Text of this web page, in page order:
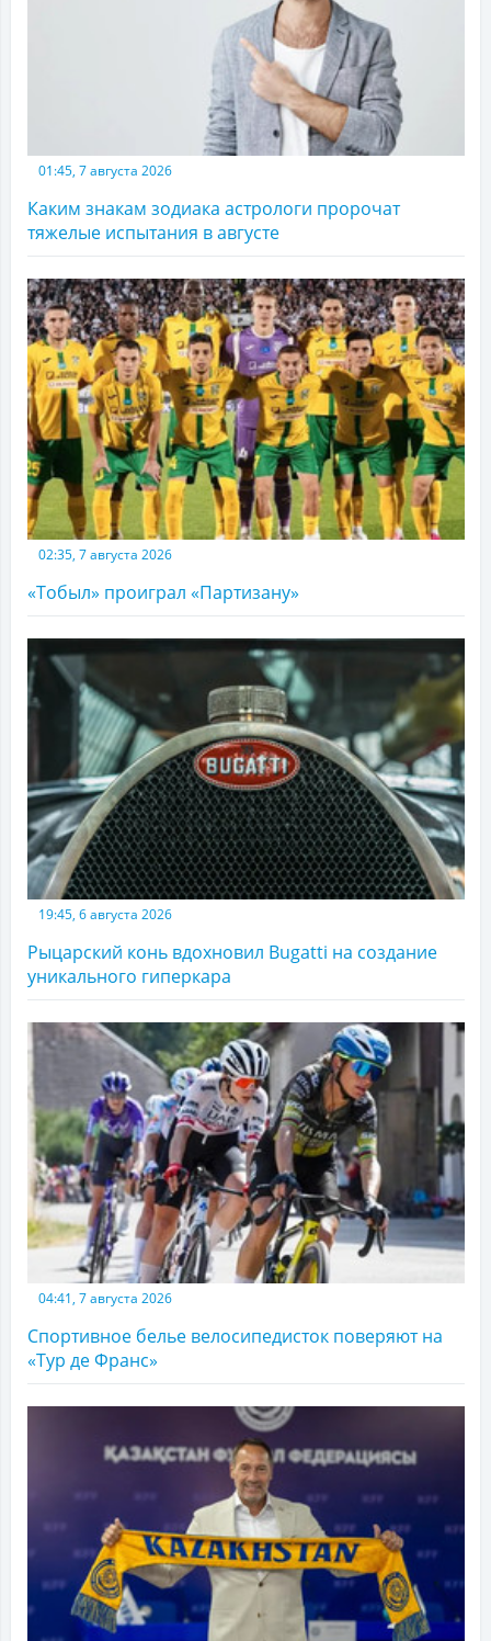
01:45, 7 августа 2026
Каким знакам зодиака астрологи пророчат
тяжелые испытания в августе
02:35, 7 августа 2026
«Тобыл» проиграл «Партизану»
19:45, 6 августа 2026
Рыцарский конь вдохновил Bugatti на создание
уникального гиперкара
04:41, 7 августа 2026
Спортивное белье велосипедисток поверяют на
«Тур де Франс»